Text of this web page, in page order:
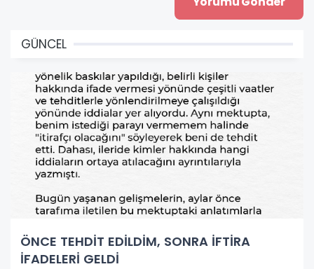
GÜNCEL
ÖNCE TEHDİT EDİLDİM, SONRA İFTİRA
İFADELERİ GELDİ